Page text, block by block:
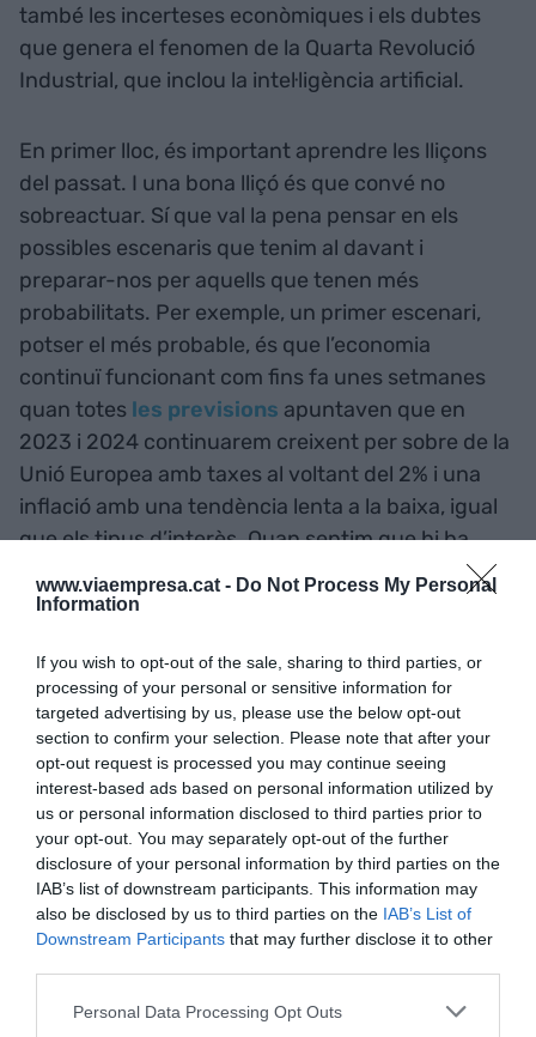
www.viaempresa.cat - Do Not Process My Personal
Information
If you wish to opt-out of the sale, sharing to third parties, or
processing of your personal or sensitive information for
targeted advertising by us, please use the below opt-out
section to confirm your selection. Please note that after your
opt-out request is processed you may continue seeing
interest-based ads based on personal information utilized by
us or personal information disclosed to third parties prior to
your opt-out. You may separately opt-out of the further
disclosure of your personal information by third parties on the
IAB’s list of downstream participants. This information may
also be disclosed by us to third parties on the IAB’s List of
Downstream Participants that may further disclose it to other
Personal Data Processing Opt Outs
també les incerteses econòmiques i els dubtes
que genera el fenomen de la Quarta Revolució
Industrial, que inclou la intel·ligència artificial.
En primer lloc, és important aprendre les lliçons
del passat. I una bona lliçó és que convé no
sobreactuar. Sí que val la pena pensar en els
possibles escenaris que tenim al davant i
preparar-nos per aquells que tenen més
probabilitats. Per exemple, un primer escenari,
potser el més probable, és que l’economia
continuï funcionant com fins fa unes setmanes
quan totes les previsions apuntaven que en
2023 i 2024 continuarem creixent per sobre de la
Unió Europea amb taxes al voltant del 2% i una
inflació amb una tendència lenta a la baixa, igual
que els tipus d’interès. Quan sentim que hi ha
molta incertesa tendim a magnificar el que
canvia, però la majoria de les coses no canvien. En
innovar per a aprofitar les noves oportunitats que
ofereix la intel·ligència artificial i per adaptar-nos a
les noves tecnologies i als canvis en els hàbits de
consum i treball. I hem de fer-ho de manera que
millorem en sostenibilitat. Qui ho faci molt bé en
aquest terreny avançarà molt i crearà més valor.
Hem de concentrar-nos en
innovar per a aprofitar les
noves oportunitats que